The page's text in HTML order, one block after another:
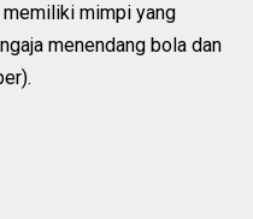
memiliki mimpi yang
menendang bola dan